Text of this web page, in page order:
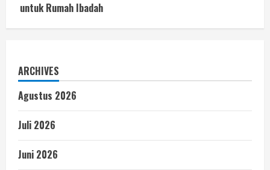
untuk Rumah Ibadah
ARCHIVES
Agustus 2026
Juli 2026
Juni 2026